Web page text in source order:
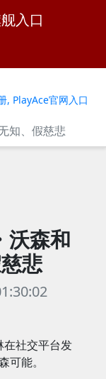
入口
, PlayAce官网入口
知、假慈悲
沃森和
悲
在社交平台发
可能。